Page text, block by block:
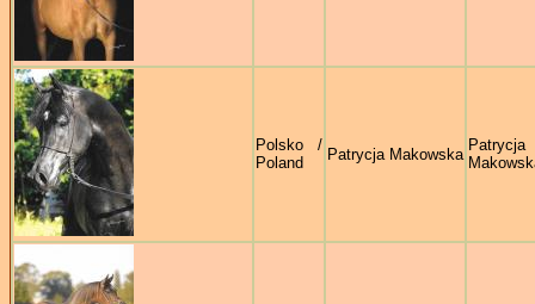
Polsko /
Poland
Patrycja Makowska
Patrycja